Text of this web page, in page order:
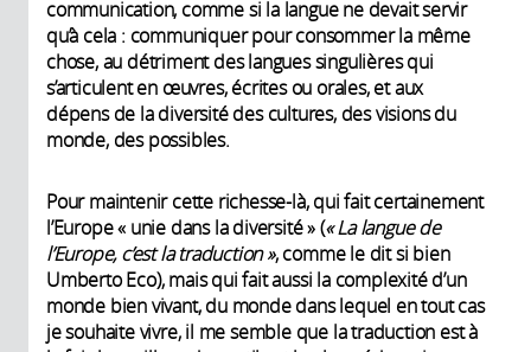
communication, comme si la langue ne devait servir
qu’à cela : communiquer pour consommer la même
chose, au détriment des langues singulières qui
s’articulent en œuvres, écrites ou orales, et aux
dépens de la diversité des cultures, des visions du
monde, des possibles.
Pour maintenir cette richesse-là, qui fait certainement
l’Europe « unie dans la diversité » (« La langue de
l’Europe, c’est la traduction », comme le dit si bien
Umberto Eco), mais qui fait aussi la complexité d’un
monde bien vivant, du monde dans lequel en tout cas
je souhaite vivre, il me semble que la traduction est à